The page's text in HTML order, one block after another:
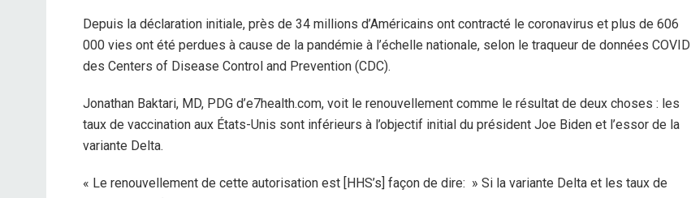
Depuis la déclaration initiale, près de 34 millions d’Américains ont contracté le coronavirus et plus de 606
000 vies ont été perdues à cause de la pandémie à l’échelle nationale, selon le traqueur de données COVID
des Centers of Disease Control and Prevention (CDC).
Jonathan Baktari, MD, PDG d’e7health.com, voit le renouvellement comme le résultat de deux choses : les
taux de vaccination aux États-Unis sont inférieurs à l’objectif initial du président Joe Biden et l’essor de la
variante Delta.
« Le renouvellement de cette autorisation est [HHS’s] façon de dire: » Si la variante Delta et les taux de